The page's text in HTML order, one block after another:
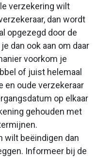
verzekering wilt
dan wordt
opgezegd door de
dan ook aan om daar
voorkom je
of juist helemaal
en oude verzekeraar
op elkaar
gehouden met
wilt beëindigen dan
Informeer bij de